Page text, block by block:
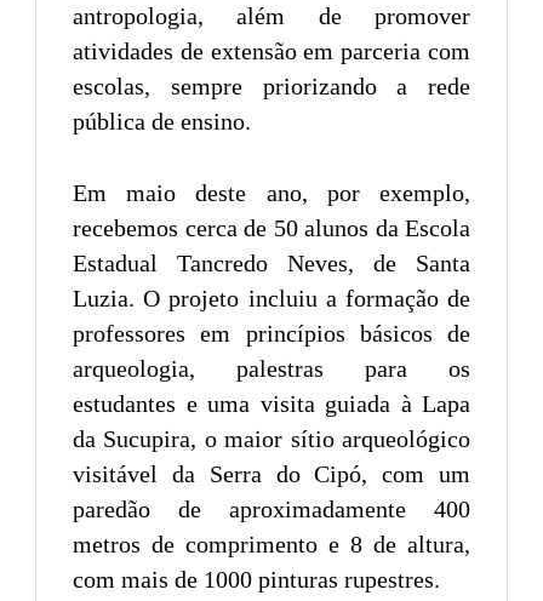
antropologia, além de promover
atividades de extensão em parceria com
escolas, sempre priorizando a rede
pública de ensino.
Em maio deste ano, por exemplo,
recebemos cerca de 50 alunos da Escola
Estadual Tancredo Neves, de Santa
Luzia. O projeto incluiu a formação de
professores em princípios básicos de
arqueologia, palestras para os
estudantes e uma visita guiada à Lapa
da Sucupira, o maior sítio arqueológico
visitável da Serra do Cipó, com um
paredão de aproximadamente 400
metros de comprimento e 8 de altura,
com mais de 1000 pinturas rupestres.